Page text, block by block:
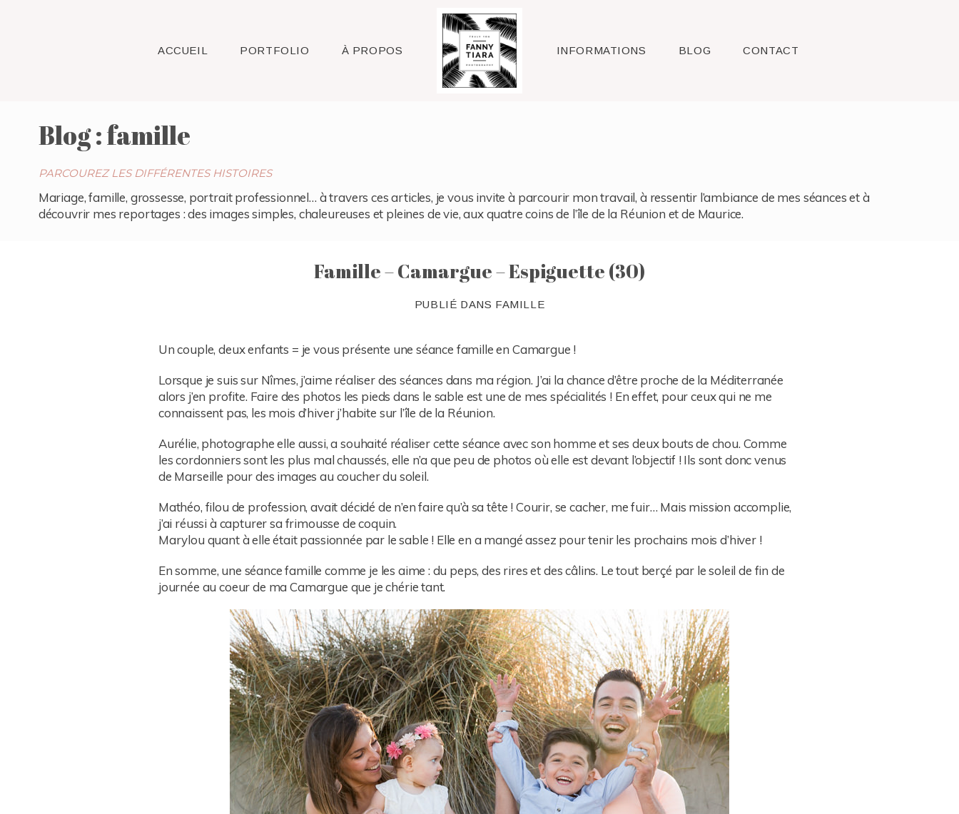
ACCUEIL PORTFOLIO À PROPOS Raleigh INFORMATIONS BLOG CONTACT
Blog : famille
PARCOUREZ LES DIFFÉRENTES HISTOIRES
Mariage, famille, grossesse, portrait professionnel… à travers ces articles, je vous invite à parcourir mon travail, à ressentir l’ambiance de mes séances et à
découvrir mes reportages : des images simples, chaleureuses et pleines de vie, aux quatre coins de l’île de la Réunion et de Maurice.
Famille – Camargue – Espiguette (30)
PUBLIÉ DANS FAMILLE
Un couple, deux enfants = je vous présente une séance famille en Camargue !
Lorsque je suis sur Nîmes, j’aime réaliser des séances dans ma région. J’ai la chance d’être proche de la Méditerranée
alors j’en profite. Faire des photos les pieds dans le sable est une de mes spécialités ! En effet, pour ceux qui ne me
connaissent pas, les mois d’hiver j’habite sur l’île de la Réunion.
Aurélie, photographe elle aussi, a souhaité réaliser cette séance avec son homme et ses deux bouts de chou. Comme
les cordonniers sont les plus mal chaussés, elle n’a que peu de photos où elle est devant l’objectif ! Ils sont donc venus
de Marseille pour des images au coucher du soleil.
Mathéo, filou de profession, avait décidé de n’en faire qu’à sa tête ! Courir, se cacher, me fuir… Mais mission accomplie,
j’ai réussi à capturer sa frimousse de coquin.
Marylou quant à elle était passionnée par le sable ! Elle en a mangé assez pour tenir les prochains mois d’hiver !
En somme, une séance famille comme je les aime : du peps, des rires et des câlins. Le tout berçé par le soleil de fin de
journée au coeur de ma Camargue que je chérie tant.